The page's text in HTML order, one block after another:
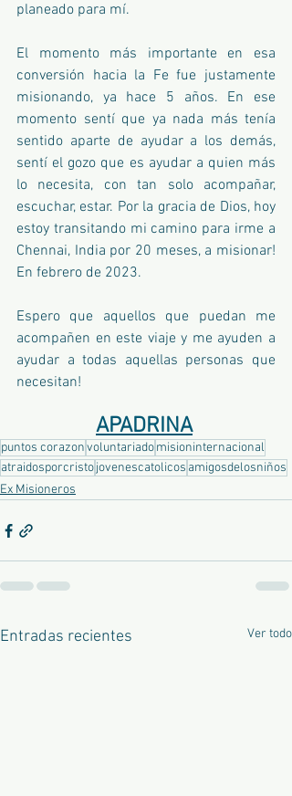
planeado para mí.
El momento más importante en esa
conversión hacia la Fe fue justamente
misionando, ya hace 5 años. En ese
momento sentí que ya nada más tenía
sentido aparte de ayudar a los demás,
sentí el gozo que es ayudar a quien más
lo necesita, con tan solo acompañar,
escuchar, estar. Por la gracia de Dios, hoy
estoy transitando mi camino para irme a
Chennai, India por 20 meses, a misionar!
En febrero de 2023.
Espero que aquellos que puedan me
acompañen en este viaje y me ayuden a
ayudar a todas aquellas personas que
necesitan!
APADRINA
puntos corazonvoluntariadomisioninternacional
atraidosporcristojovenescatolicos amigosdelosniños
Ex Misioneros
Entradas recientes Ver todo